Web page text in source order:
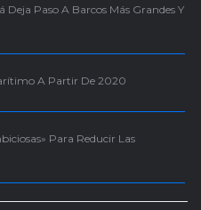
Paso A Barcos Más Grandes Y
A Partir De 2020
Para Reducir Las